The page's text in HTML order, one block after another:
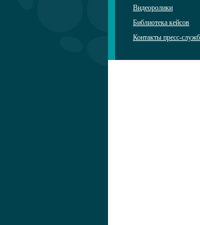
Видеоролики
Библиотека кейсов
Контакты пресс-